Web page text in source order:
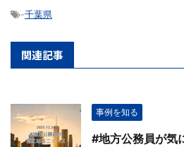
-千葉県
関連記事
事例を知る
#地方公務員が気